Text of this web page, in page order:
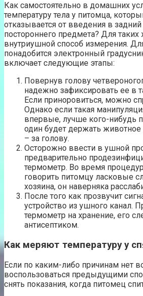
Как самостоятельно в домашних
температуру тела у питомца,
отказывается от введения в
постороннего предмета? Для
внутриушной способ измерения.
понадобится электронный
включает следующие этапы:
Повернув голову
надежно зафиксировать ее в
Если приноровиться, можно
Однако если такая
впервые, лучше кого-нибудь
один будет держать животное
– за голову.
Осторожно ввести в ушной
предварительно
термометр. Во время
говорить питомцу ласковые
хозяина, он наверняка
После того как прозвучит
устройство из ушного канал.
термометр на хранение, его
антисептиком.
Как меряют температуру у
Если по каким-либо причинам нет
воспользоваться предыдущими
снять показания, когда питомец